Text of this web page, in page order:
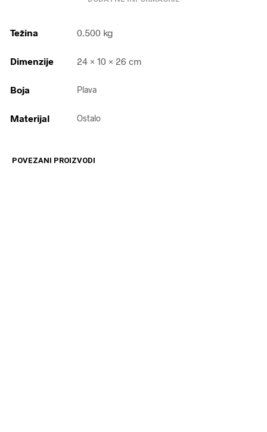
Težina 0.500 kg
Dimenzije 24 × 10 × 26 cm
Boja Plava
Materijal Ostalo
POVEZANI PROIZVODI